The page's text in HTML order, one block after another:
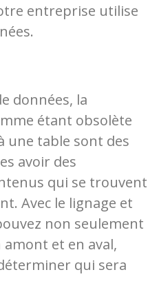
entreprise utilise
données, la
étant obsolète
une table sont des
avoir des
qui se trouvent
Avec le lignage et
non seulement
amont et en aval,
qui sera